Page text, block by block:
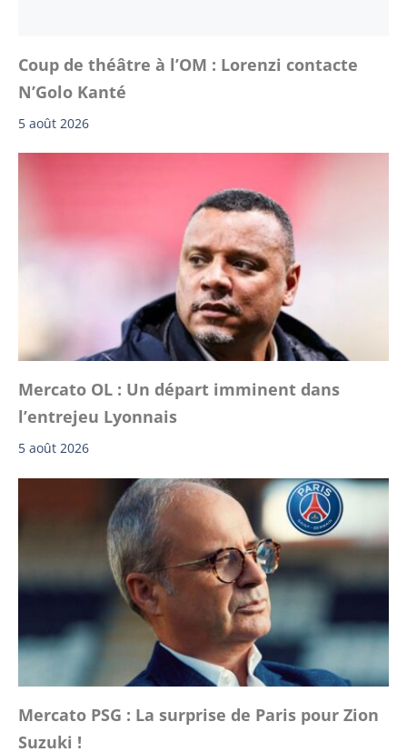
Coup de théâtre à l’OM : Lorenzi contacte
N’Golo Kanté
5 août 2026
Mercato OL : Un départ imminent dans
l’entrejeu Lyonnais
5 août 2026
Mercato PSG : La surprise de Paris pour Zion
Suzuki !